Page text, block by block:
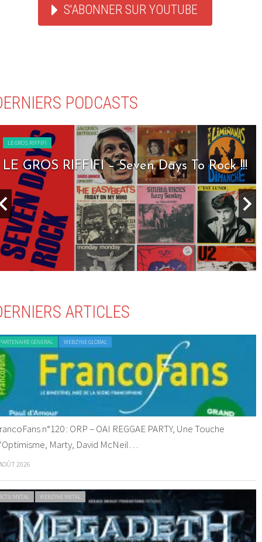
S'ABONNER SUR YOUTUBE
PODCASTS
LE GROS RIFFIFI
LE GROS RIFFIFI – Seven Days To Rock !!!
ARTICLES
GENERAL WEBZINE GLOBAL
n°120 : ORP – OAI REGGAE PARTY, Une Touche
Marty, David McNeil…
2026
METAL WEBZINE METAL